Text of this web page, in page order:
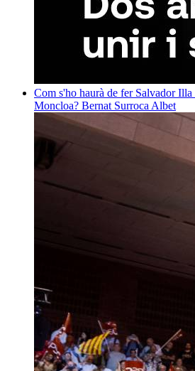
Com s'ho haurà de fer Salvador
Moncloa? Bernat Surroca Albet